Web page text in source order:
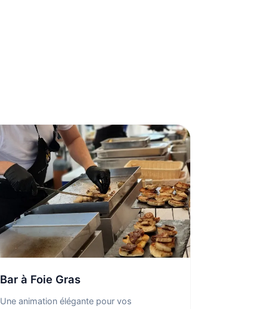
Bar à Foie Gras
Une animation élégante pour vos